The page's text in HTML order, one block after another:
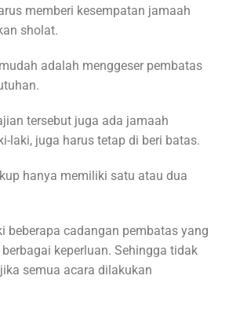
memberi kesempatan jamaah
sholat.
adalah menggeser pembatas
tersebut juga ada jamaah
laki, juga harus tetap di beri batas.
hanya memiliki satu atau dua
beberapa cadangan pembatas yang
keperluan. Sehingga tidak
semua acara dilakukan